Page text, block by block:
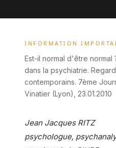
INFORMATION
Est-il normal d'être normal
dans la psychiatrie.
contemporains. 7ème
Vinatier (Lyon), 23.01.2010
Jean Jacques RITZ
psychologue,